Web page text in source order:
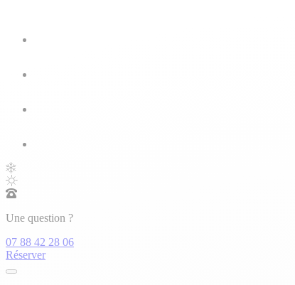
Une question ?
07 88 42 28 06
Réserver